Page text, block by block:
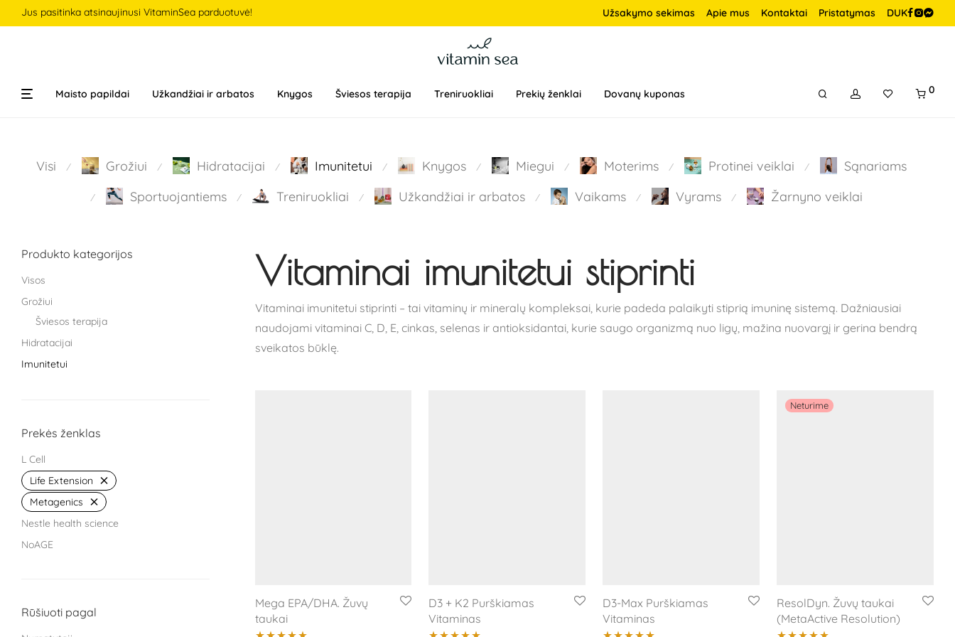
Jus pasitinka atsinaujinusi VitaminSea parduotuvė! Užsakymo sekimas Apie mus Kontaktai Pristatymas DUK
Maisto papildai Užkandžiai ir arbatos Knygos Šviesos terapija Treniruokliai Prekių ženklai Dovanų kuponas 0
Visi ⁄ Grožiui ⁄ Hidratacijai ⁄ Imunitetui ⁄ Knygos ⁄ Miegui ⁄ Moterims ⁄ Protinei veiklai ⁄ Sąnariams
⁄ Sportuojantiems ⁄ Treniruokliai ⁄ Užkandžiai ir arbatos ⁄ Vaikams ⁄ Vyrams ⁄ Žarnyno veiklai
Produkto kategorijos
Visos
Grožiui
Šviesos terapija
Hidratacijai
Imunitetui
Moterims
Sąnariams
Sportuojantiems
Treniruokliai
Prekės ženklas
L Cell
Life Extension
Metagenics
Nestle health science
NoAGE
Puhdistamo
Rūšiuoti pagal
Vitaminai imunitetui stiprinti
Vitaminai imunitetui stiprinti – tai vitaminų ir mineralų kompleksai, kurie padeda palaikyti stiprią imuninę sistemą. Dažniausiai
naudojami vitaminai C, D, E, cinkas, selenas ir antioksidantai, kurie saugo organizmą nuo ligų, mažina nuovargį ir gerina bendrą
sveikatos būklę.
Mega EPA/DHA. Žuvų
taukai
D3 + K2 Purškiamas
Vitaminas
D3-Max Purškiamas
Vitaminas
ResolDyn. Žuvų taukai
(MetaActive Resolution)